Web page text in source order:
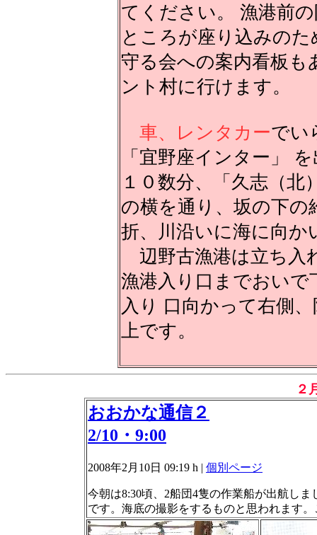
てください。 漁港前
ところが座り込みの
守る会への案内看板
ント村に行けます。
車、レンタカーでい
「宜野座インター」
１０数分、「久志（北
の横を通り、坂の下の
折、川沿いに海に向か
辺野古漁港は立ち入
漁港入り口までおいで
入り 口向かって右側
上です。
２
おおかな通信２
2/10・9:00
2008年2月10日 09:19 h | 個別ページ
今朝は8:30頃、2船団4隻の作業船が出航し
です。海底の撮影をするものと思われます